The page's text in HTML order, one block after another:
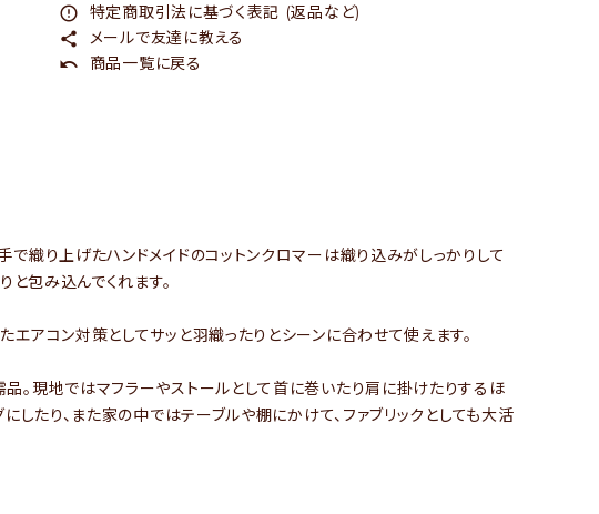
error_outline
特定商取引法に基づく表記 (返品など)
share
メールで友達に教える
undo
商品一覧に戻る
織り上げたハンドメイドのコットンクロマーは織り込みがしっかりして
と包み込んでくれます。
アコン対策としてサッと羽織ったりとシーンに合わせて使えます。
現地ではマフラーやストールとして首に巻いたり肩に掛けたりするほ
したり、また家の中ではテーブルや棚にかけて、ファブリックとしても大活